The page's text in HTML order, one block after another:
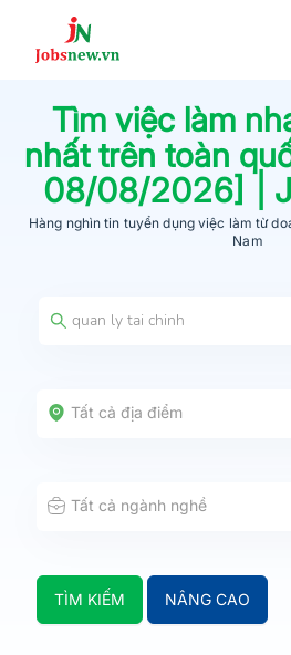
Tìm việc làm
nhất trên toàn
08/08/2026] |
Hàng nghìn tin tuyển dụng việc làm từ
Nam
Tất cả địa điểm
Tất cả ngành nghề
TÌM KIẾM NÂNG CAO